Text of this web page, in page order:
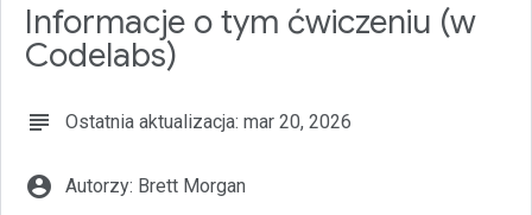
Dodawanie wtyczki Map Google dla Flutter jako zależności
Informacje o tym ćwiczeniu (w
Codelabs)
subject Ostatnia aktualizacja: mar 20, 2026
account_circle Autorzy: Brett Morgan